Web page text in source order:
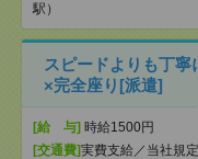
駅）
スピードよりも丁
×完全座り[派遣]
[給 与] 時給1500円
[交通費]実費支給／当社規